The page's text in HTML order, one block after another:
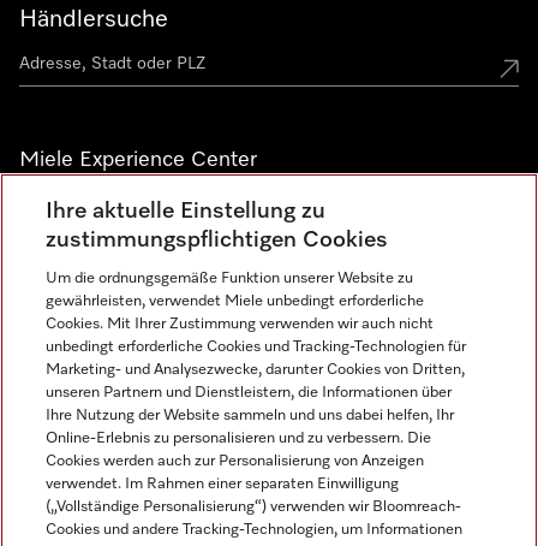
Händlersuche
Miele Experience Center
Alle Miele Experience Center anzeigen
Newsletter
Miele auf Instagram
Miele auf Facebook
Miele auf Youtube
Ihre aktuelle Einstellung zu
zustimmungspflichtigen Cookies
Um die ordnungsgemäße Funktion unserer Website zu
gewährleisten, verwendet Miele unbedingt erforderliche
Cookies. Mit Ihrer Zustimmung verwenden wir auch nicht
unbedingt erforderliche Cookies und Tracking-Technologien für
Marketing- und Analysezwecke, darunter Cookies von Dritten,
unseren Partnern und Dienstleistern, die Informationen über
Ihre Nutzung der Website sammeln und uns dabei helfen, Ihr
Online-Erlebnis zu personalisieren und zu verbessern. Die
Cookies werden auch zur Personalisierung von Anzeigen
verwendet. Im Rahmen einer separaten Einwilligung
(„Vollständige Personalisierung“) verwenden wir Bloomreach-
Cookies und andere Tracking-Technologien, um Informationen